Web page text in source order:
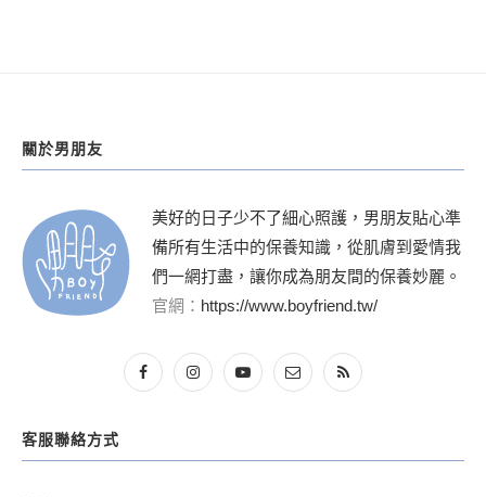
關於男朋友
美好的日子少不了細心照護，男朋友貼心準
備所有生活中的保養知識，從肌膚到愛情我
們一網打盡，讓你成為朋友間的保養妙麗。
官網： https://www.boyfriend.tw/
客服聯絡方式